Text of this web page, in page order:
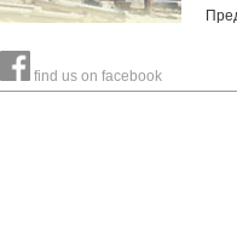
find us on facebook